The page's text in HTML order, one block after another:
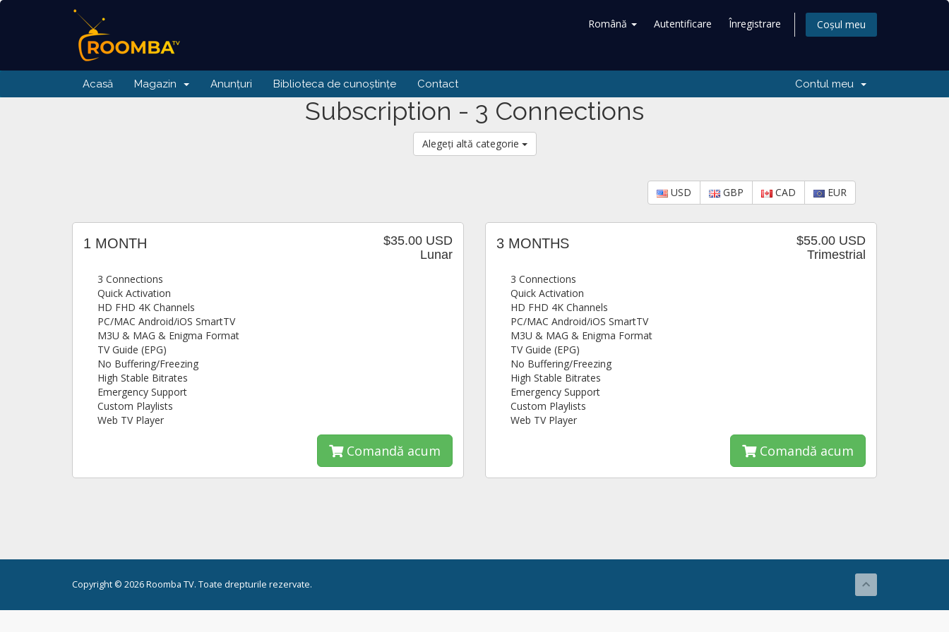
Română Autentificare Înregistrare Coșul meu
Acasă Magazin Anunțuri Biblioteca de cunoștințe Contact Contul meu
Subscription - 3 Connections
Alegeți altă categorie
USD GBP CAD EUR
$35.00 USD
Lunar
1 MONTH
3 Connections
Quick Activation
HD FHD 4K Channels
PC/MAC Android/iOS SmartTV
M3U & MAG & Enigma Format
TV Guide (EPG)
No Buffering/Freezing
High Stable Bitrates
Emergency Support
Custom Playlists
Web TV Player
Comandă acum
$55.00 USD
Trimestrial
3 MONTHS
3 Connections
Quick Activation
HD FHD 4K Channels
PC/MAC Android/iOS SmartTV
M3U & MAG & Enigma Format
TV Guide (EPG)
No Buffering/Freezing
High Stable Bitrates
Emergency Support
Custom Playlists
Web TV Player
Comandă acum
Copyright © 2026 Roomba TV. Toate drepturile rezervate.